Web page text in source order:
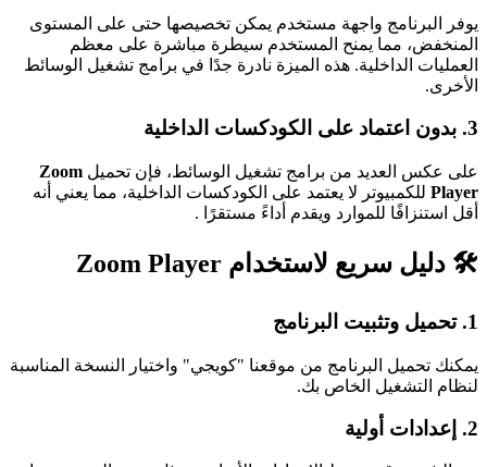
يوفر البرنامج واجهة مستخدم يمكن تخصيصها حتى على المستوى
المنخفض، مما يمنح المستخدم سيطرة مباشرة على معظم
العمليات الداخلية. هذه الميزة نادرة جدًا في برامج تشغيل الوسائط
الأخرى.
3. بدون اعتماد على الكودكسات الداخلية
على عكس العديد من برامج تشغيل الوسائط، فإن تحميل Zoom
Player للكمبيوتر لا يعتمد على الكودكسات الداخلية، مما يعني أنه
أقل استنزافًا للموارد ويقدم أداءً مستقرًا .
🛠️ دليل سريع لاستخدام Zoom Player
1. تحميل وتثبيت البرنامج
يمكنك تحميل البرنامج من موقعنا "كويجي" واختيار النسخة المناسبة
لنظام التشغيل الخاص بك.
2. إعدادات أولية